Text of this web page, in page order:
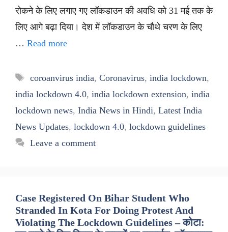
रोकने के लिए लगाए गए लॉकडाउन की अवधि को 31 मई तक के
लिए आगे बढ़ा दिया। देश में लॉकडाउन के चौथे चरण के लिए
… Read more
Tags
coroanvirus india, Coronavirus, india lockdown,
india lockdown 4.0, india lockdown extension, india
lockdown news, India News in Hindi, Latest India
News Updates, lockdown 4.0, lockdown guidelines
Leave a comment
Case Registered On Bihar Student Who
Stranded In Kota For Doing Protest And
Violating The Lockdown Guidelines – कोटा: